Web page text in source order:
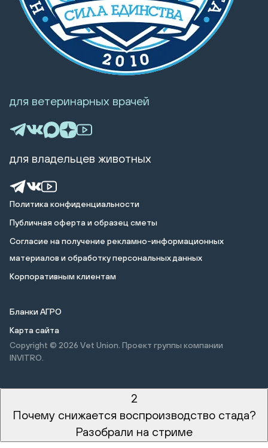
Политика конфиденциальности
Публичная оферта и образец сметы
Cогласие на получение рекламно-информационных
материалов и обработку персональных данных
Корпоративным клиентам
Бланки АГРО
Карта сайта
Copyright © 2026 Vet Union. Проект группы компании
INVITRO.
для ветеринарных врачей
для владельцев животных
2
Почему снижается воспроизводство стада?
Разобрали на стриме